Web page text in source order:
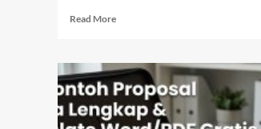
Read MoreRead
Panduan
Social
Media
Marketing
untuk